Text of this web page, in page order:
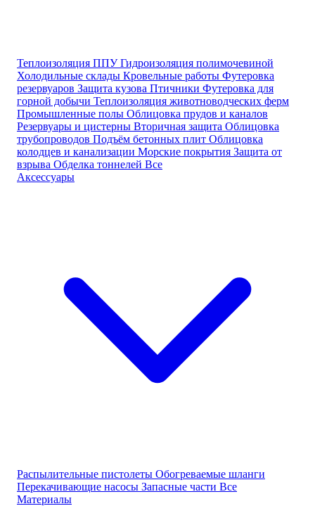
Теплоизоляция ППУГидроизоляция полимочевиной
Холодильные склады Кровельные работы Футеровка
резервуаров Защита кузова Птичники Футеровка для
горной добычи Теплоизоляция животноводческих ферм
Промышленные полы Облицовка прудов и каналов
Резервуары и цистерны Вторичная защита Облицовка
трубопроводов Подъём бетонных плит Облицовка
колодцев и канализации Морские покрытия Защита от
взрыва Обделка тоннелей Все
Аксессуары
Распылительные пистолеты Обогреваемые шланги
Перекачивающие насосы Запасные части Все
Материалы